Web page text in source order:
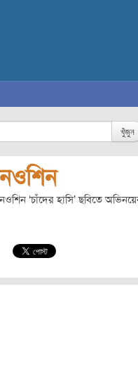
খুঁজুন
নওশিন
নওশিন ‘চাঁদের হাসি’ ছবিতে